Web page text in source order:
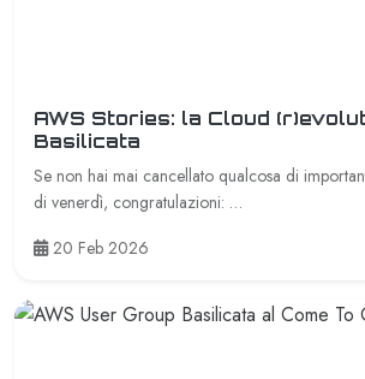
AWS Stories: la Cloud
Basilicata
Se non hai mai cancellato qualcosa di
di venerdì, congratulazioni: …
20 Feb 2026